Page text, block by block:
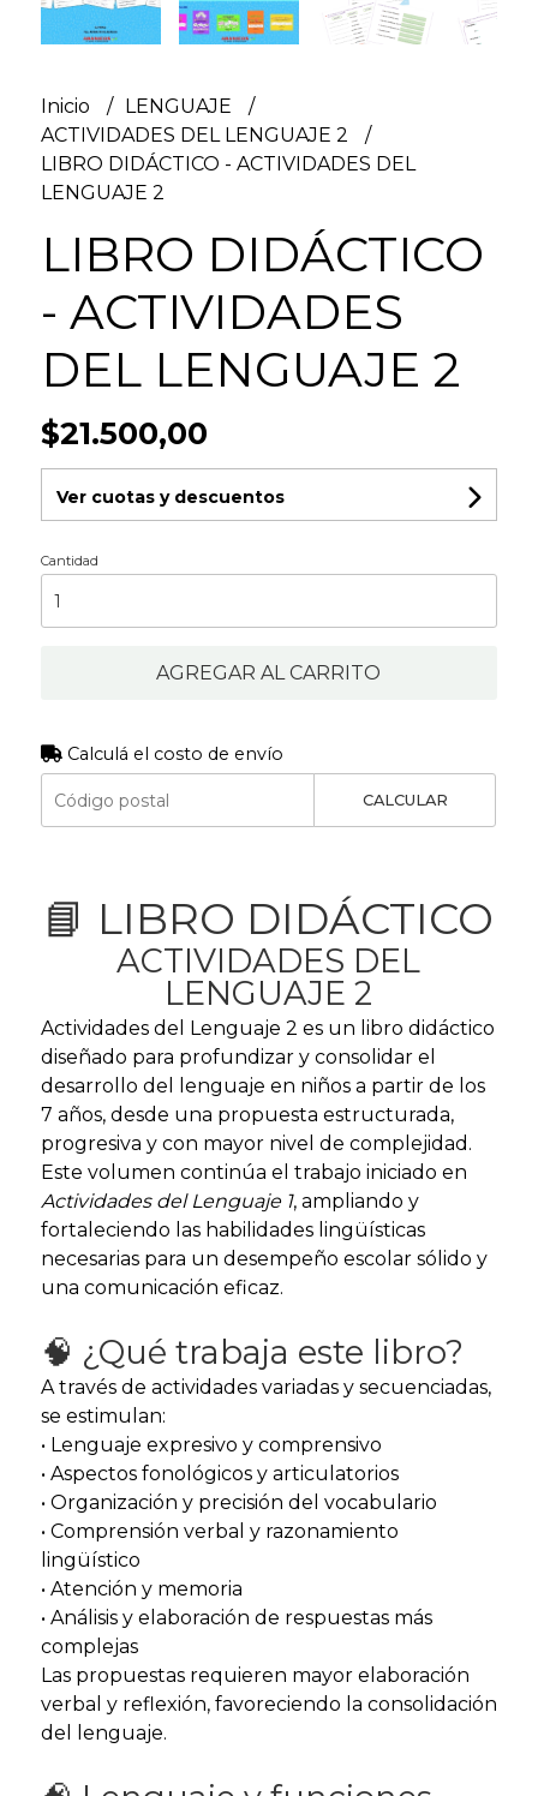
Inicio
LENGUAJE
ACTIVIDADES DEL LENGUAJE 2
LIBRO DIDÁCTICO - ACTIVIDADES DEL
LENGUAJE 2
LIBRO DIDÁCTICO
- ACTIVIDADES
DEL LENGUAJE 2
$21.500,00
Ver cuotas y descuentos
Cantidad
AGREGAR AL CARRITO
Calculá el costo de envío
CALCULAR
📘 LIBRO DIDÁCTICO
ACTIVIDADES DEL
LENGUAJE 2
Actividades del Lenguaje 2 es un libro didáctico
diseñado para profundizar y consolidar el
desarrollo del lenguaje en niños a partir de los
7 años, desde una propuesta estructurada,
progresiva y con mayor nivel de complejidad.
Este volumen continúa el trabajo iniciado en
Actividades del Lenguaje 1, ampliando y
fortaleciendo las habilidades lingüísticas
necesarias para un desempeño escolar sólido y
una comunicación eficaz.
🧠 ¿Qué trabaja este libro?
A través de actividades variadas y secuenciadas,
se estimulan:
• Lenguaje expresivo y comprensivo
• Aspectos fonológicos y articulatorios
• Organización y precisión del vocabulario
• Comprensión verbal y razonamiento
lingüístico
• Atención y memoria
• Análisis y elaboración de respuestas más
complejas
Las propuestas requieren mayor elaboración
verbal y reflexión, favoreciendo la consolidación
del lenguaje.